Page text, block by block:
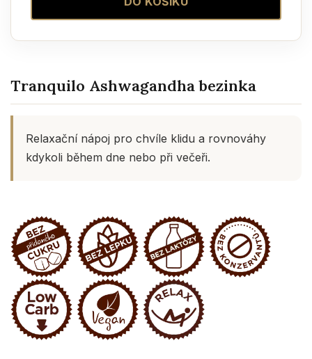
Tranquilo Ashwagandha bezinka
Relaxační nápoj pro chvíle klidu a rovnováhy
kdykoli během dne nebo při večeři.